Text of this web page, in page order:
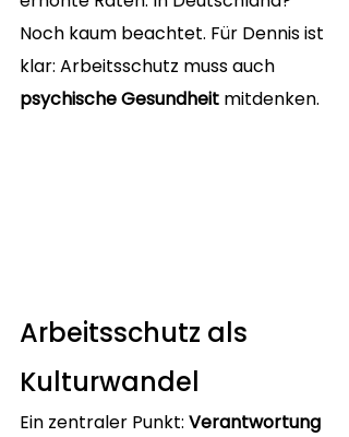
Noch kaum beachtet. Für Dennis ist
klar: Arbeitsschutz muss auch
psychische Gesundheit mitdenken.
Arbeitsschutz als
Kulturwandel
Ein zentraler Punkt: Verantwortung